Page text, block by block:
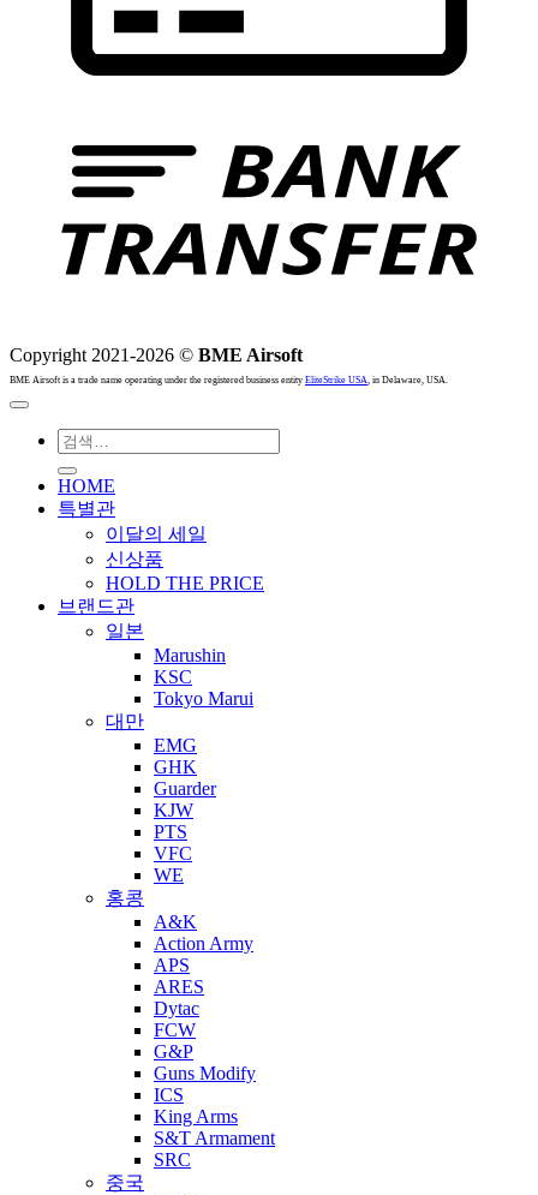
Copyright 2021-2026 © BME Airsoft
BME Airsoft is a trade name operating under the registered business entity EliteStrike USA, in Delaware, USA.
검색:
HOME
특별관
이달의 세일
신상품
HOLD THE PRICE
브랜드관
일본
Marushin
KSC
Tokyo Marui
대만
EMG
GHK
Guarder
KJW
PTS
VFC
WE
홍콩
A&K
Action Army
APS
ARES
Dytac
FCW
G&P
Guns Modify
ICS
King Arms
S&T Armament
SRC
중국